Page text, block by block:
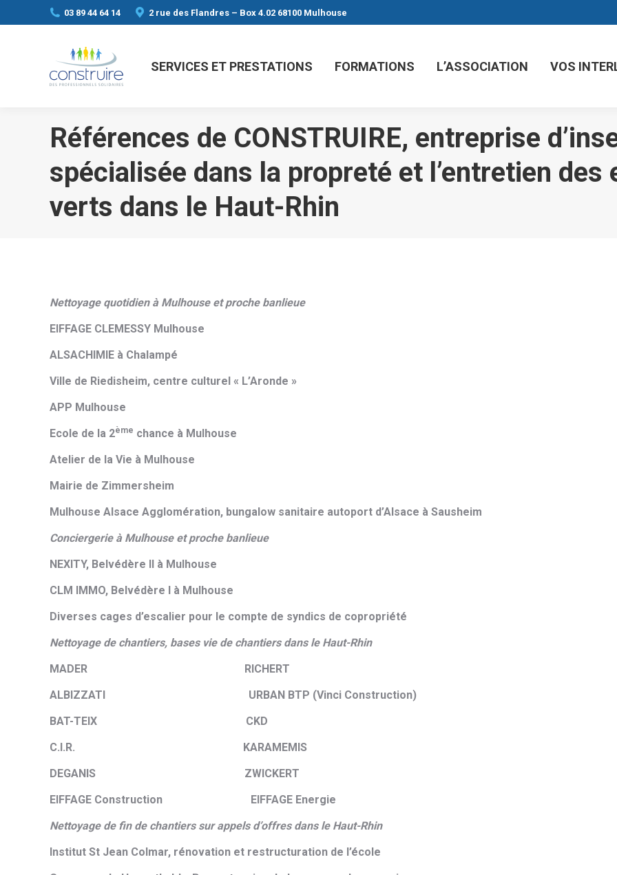
03 89 44 64 14 2 rue des Flandres – Box 4.02 68100 Mulhouse
SERVICES ET PRESTATIONS FORMATIONS L’ASSOCIATION VOS
Références de CONSTRUIRE, entreprise
spécialisée dans la propreté et l’entretien des
verts dans le Haut-Rhin
Nettoyage quotidien à Mulhouse et proche banlieue
EIFFAGE CLEMESSY Mulhouse
ALSACHIMIE à Chalampé
Ville de Riedisheim, centre culturel « L’Aronde »
APP Mulhouse
Ecole de la 2ème chance à Mulhouse
Atelier de la Vie à Mulhouse
Mairie de Zimmersheim
Mulhouse Alsace Agglomération, bungalow sanitaire autoport d’Alsace à Sausheim
Conciergerie à Mulhouse et proche banlieue
NEXITY, Belvédère II à Mulhouse
CLM IMMO, Belvédère I à Mulhouse
Diverses cages d’escalier pour le compte de syndics de copropriété
Nettoyage de chantiers, bases vie de chantiers dans le Haut-Rhin
MADER RICHERT
ALBIZZATI URBAN BTP (Vinci Construction)
BAT-TEIX CKD
C.I.R. KARAMEMIS
DEGANIS ZWICKERT
EIFFAGE Construction EIFFAGE Energie
Nettoyage de fin de chantiers sur appels d’offres dans le Haut-Rhin
Institut St Jean Colmar, rénovation et restructuration de l’école